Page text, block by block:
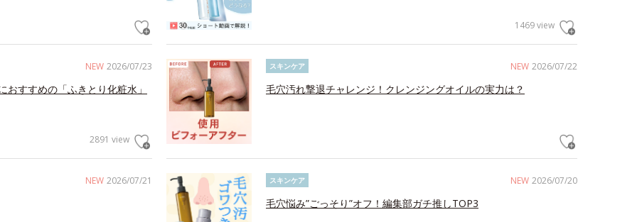
1469 view
NEW 2026/07/23
すすめの「ふきとり化粧水」
2891 view
NEW 2026/07/22
スキンケア
毛穴汚れ撃退チャレンジ！クレンジングオイルの実力は？
NEW 2026/07/21 NEW 2026/07/20
スキンケア
毛穴悩み”ごっそり”オフ！編集部ガチ推しTOP3